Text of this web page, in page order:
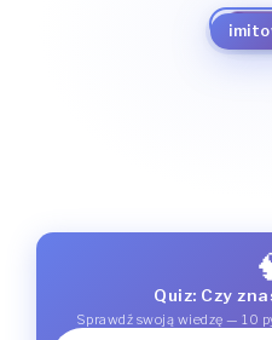
Quiz: Czy
Sprawdź swoją wiedzę — 10